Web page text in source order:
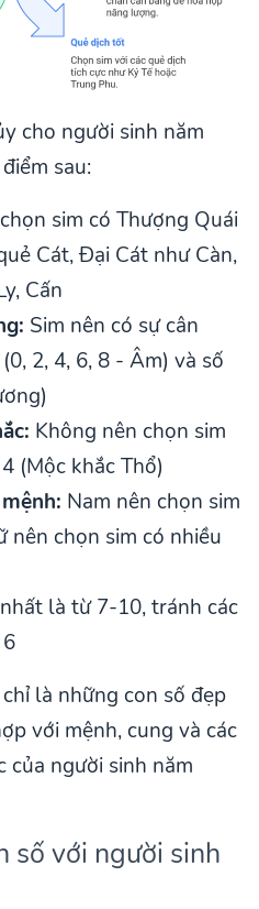
cho người sinh năm
sau:
sim có Thượng Quái
Cát, Đại Cát như Càn,
Cấn
Sim nên có sự cân
2, 4, 6, 8 - Âm) và số
Không nên chọn sim
(Mộc khắc Thổ)
Nam nên chọn sim
nên chọn sim có nhiều
là từ 7-10, tránh các
là những con số đẹp
với mệnh, cung và các
người sinh năm
số với người sinh